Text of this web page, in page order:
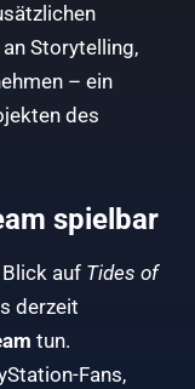
Storytelling,
– ein
des
spielbar
auf Tides of
derzeit
tun.
Fans,